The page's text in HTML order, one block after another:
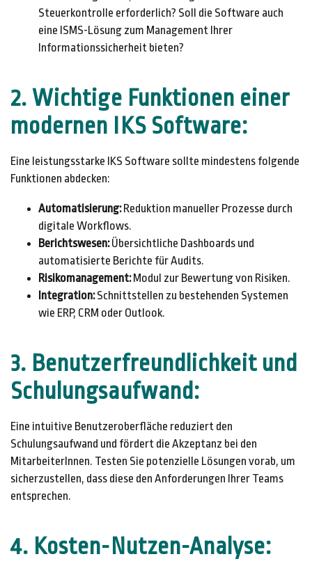
Steuerkontrolle erforderlich? Soll die Software auch
eine ISMS-Lösung zum Management Ihrer
Informationssicherheit bieten?
2. Wichtige Funktionen einer
modernen IKS Software:
Eine leistungsstarke IKS Software sollte mindestens folgende
Funktionen abdecken:
Automatisierung:Reduktion manueller Prozesse durch
digitale Workflows.
Berichtswesen:Übersichtliche Dashboards und
automatisierte Berichte für Audits.
Risikomanagement:Modul zur Bewertung von Risiken.
Integration:Schnittstellen zu bestehenden Systemen
wie ERP, CRM oder Outlook.
3. Benutzerfreundlichkeit und
Schulungsaufwand:
Eine intuitive Benutzeroberfläche reduziert den
Schulungsaufwand und fördert die Akzeptanz bei den
MitarbeiterInnen. Testen Sie potenzielle Lösungen vorab, um
sicherzustellen, dass diese den Anforderungen Ihrer Teams
entsprechen.
4. Kosten-Nutzen-Analyse: